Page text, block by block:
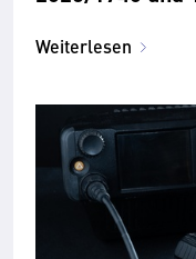
Weiterlesen